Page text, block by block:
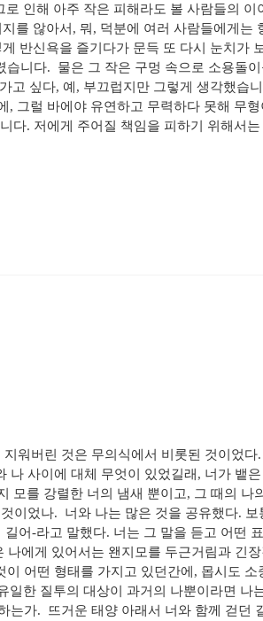
인해 아주 작은 피해라도 볼 사람들의 이
를 않아서, 뭐, 덕분에 여러 사람들에게는
반신욕을 즐기다가 문득 또 다시 눈치가
니다. ​ 물은 그 작은 구멍 속으로 소용돌
고 싶다, 예, 부끄럽지만 그렇게 생각했습
그럴 바에야 유연하고 무력하다 못해 무
다. 저에게 주어질 책임을 피하기 위해서
워버린 것은 무의식에서 비롯된 것이었다
사이에 대체 무엇이 있었길래, 너가 뱉
모를 강렬한 너의 냄새 뿐이고, 그 때의 나
이었나. ​ ​​너와 나는 많은 것을 공유했다. 보
어-라고 말했다. 너는 그 말을 듣고 어떤
에게 있어서는 왠지모를 두근거림과 긴
어떤 형태를 가지고 있던간에, 몹시도 소
한 질투의 대상이 과거의 나뿐이라면 나
가. ​ ​뜨거운 태양 아래서 너와 함께 걷던